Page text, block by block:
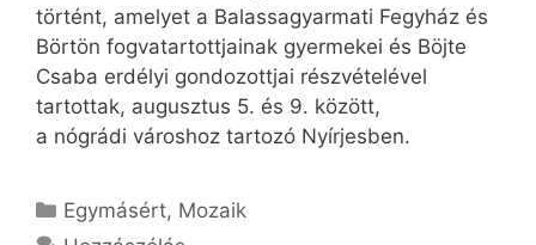
történt, amelyet a Balassagyarmati Fegyház és
Börtön fogvatartottjainak gyermekei és Böjte
Csaba erdélyi gondozottjai részvételével
tartottak, augusztus 5. és 9. között,
a nógrádi városhoz tartozó Nyírjesben.
Kategória
Egymásért, Mozaik